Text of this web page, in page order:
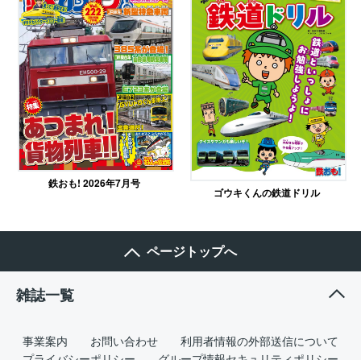
鉄おも! 2026年7月号
ゴウキくんの鉄道ドリル
ページトップへ
雑誌一覧
事業案内 お問い合わせ
利用者情報の外部送信について